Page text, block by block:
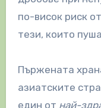
по-висок риск
тези, които
Пържената
азиатските
един от най-